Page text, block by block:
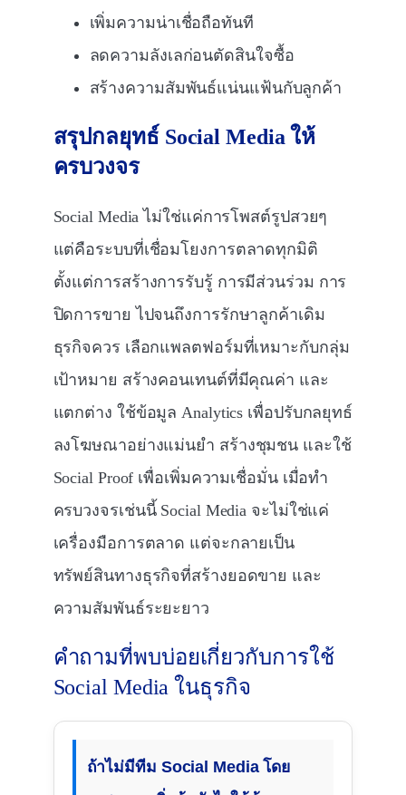
เพิ่มความน่าเชื่อถือทันที
ลดความลังเลก่อนตัดสินใจซื้อ
สร้างความสัมพันธ์แน่นแฟ้นกับลูกค้า
สรุปกลยุทธ์ Social Mediaให้
ครบวงจร
Social Media ไม่ใช่แค่การโพสต์รูปสวยๆ
แต่คือระบบที่เชื่อมโยงการตลาดทุกมิติ
ตั้งแต่การสร้างการรับรู้ การมีส่วนร่วม การ
ปิดการขาย ไปจนถึงการรักษาลูกค้าเดิม
ธุรกิจควร เลือกแพลตฟอร์มที่เหมาะกับกลุ่ม
เป้าหมาย สร้างคอนเทนต์ที่มีคุณค่า และ
แตกต่าง ใช้ข้อมูล Analytics เพื่อปรับกลยุทธ์
ลงโฆษณาอย่างแม่นยำ สร้างชุมชน และใช้
Social Proof เพื่อเพิ่มความเชื่อมั่น เมื่อทำ
ครบวงจรเช่นนี้ Social Media จะไม่ใช่แค่
เครื่องมือการตลาด แต่จะกลายเป็น
ทรัพย์สินทางธุรกิจที่สร้างยอดขาย และ
ความสัมพันธ์ระยะยาว
คำถามที่พบบ่อยเกี่ยวกับการใช้
Social Media ในธุรกิจ
ถ้าไม่มีทีม Social Media โดย